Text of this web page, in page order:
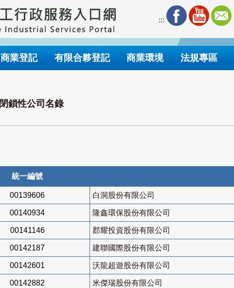
:::
商業登記 有限合夥登記 商業環境 法規專區
閉鎖性公司名錄
統一編號
00139606 白洞股份有限公司
00140934 隆鑫環保股份有限公司
00141146 郡耀投資股份有限公司
00142187 建聯國際股份有限公司
00142601 沃龍超遊股份有限公司
00142882 米傑瑞股份有限公司